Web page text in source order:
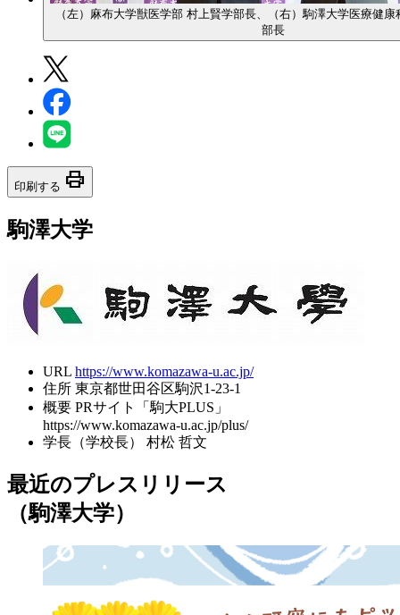
（左）麻布大学獣医学部 村上賢学部長、（右）駒澤大学医療健
部長
印刷する print
駒澤大学
URL https://www.komazawa-u.ac.jp/
住所 東京都世田谷区駒沢1-23-1
概要 PRサイト「駒大PLUS」
https://www.komazawa-u.ac.jp/plus/
学長（学校長）
村松 哲文
最近のプレスリリース
（駒澤大学）